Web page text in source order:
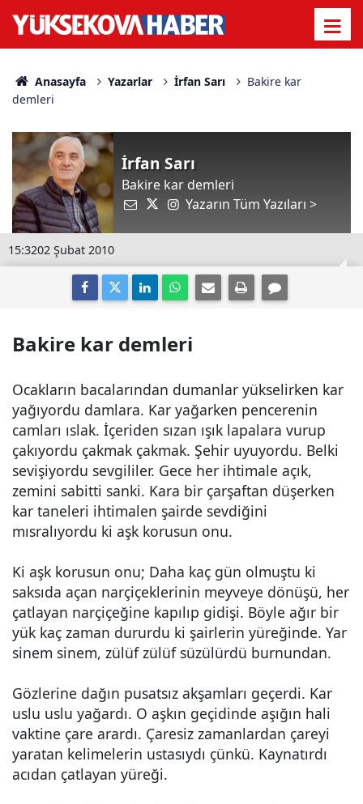
Anasayfa Yazarlar İrfan Sarı
Bakire kar
demleri
İrfan Sarı
Bakire kar demleri
Yazarın Tüm Yazıları >
15:3202 Şubat 2010
Bakire kar demleri
Ocakların bacalarından dumanlar yükselirken kar
yağıyordu damlara. Kar yağarken pencerenin
camları ıslak. İçeriden sızan ışık lapalara vurup
çakıyordu çakmak çakmak. Şehir uyuyordu. Belki
sevişiyordu sevgililer. Gece her ihtimale açık,
zemini sabitti sanki. Kara bir çarşaftan düşerken
kar taneleri ihtimalen şairde sevdiğini
mısralıyordu ki aşk korusun onu.
Ki aşk korusun onu; Daha kaç gün olmuştu ki
saksıda açan narçiçeklerinin meyveye dönüşü, her
çatlayan narçiçeğine kapılıp gidişi. Böyle ağır bir
yük kaç zaman dururdu ki şairlerin yüreğinde. Yar
sinem sinem, zülüf zülüf süzülürdü burnundan.
Gözlerine dağın pusatsız akşamları geçerdi. Kar
uslu uslu yağardı. O aşkın geçidinde aşığın hali
vaktine çare arardı. Çaresiz zamanlardan çareyi
yaratan kelimelerin ustasıydı çünkü. Kaynatırdı
acıdan çatlayan yüreği.